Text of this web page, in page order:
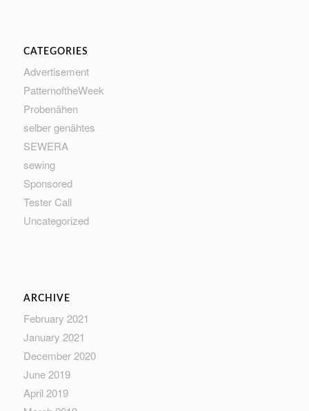
CATEGORIES
Advertisement
PatternoftheWeek
Probenähen
selber genähtes
SEWERA
sewing
Sponsored
Tester Call
Uncategorized
ARCHIVE
February 2021
January 2021
December 2020
June 2019
April 2019